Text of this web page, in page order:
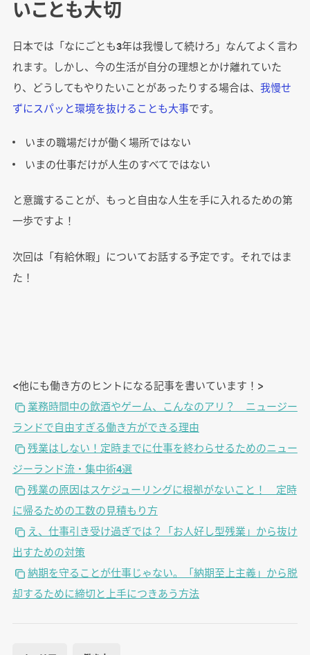
いことも大切
日本では「なにごとも3年は我慢して続けろ」なんてよく言わ
れます。しかし、今の生活が自分の理想とかけ離れていた
り、どうしてもやりたいことがあったりする場合は、 我慢せ
ずにスパッと環境を抜けることも大事です。
いまの職場だけが働く場所ではない
いまの仕事だけが人生のすべてではない
と意識することが、もっと自由な人生を手に入れるための第
一歩ですよ！
次回は「有給休暇」についてお話する予定です。それではま
た！
<他にも働き方のヒントになる記事を書いています！>
業務時間中の飲酒やゲーム、こんなのアリ？ ニュージー
ランドで自由すぎる働き方ができる理由
残業はしない！定時までに仕事を終わらせるためのニュー
ジーランド流・集中術4選
残業の原因はスケジューリングに根拠がないこと！ 定時
に帰るための工数の見積もり方
え、仕事引き受け過ぎでは？「お人好し型残業」から抜け
出すための対策
納期を守ることが仕事じゃない。「納期至上主義」から脱
却するために締切と上手につきあう方法